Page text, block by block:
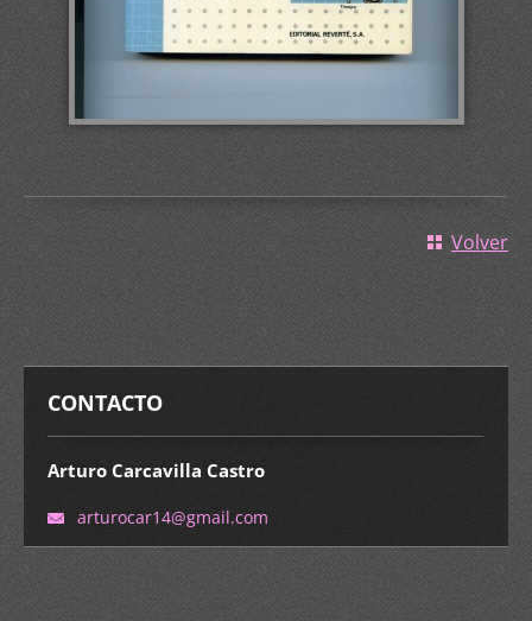
Volver
CONTACTO
Arturo Carcavilla Castro
arturocar14@gmail.com